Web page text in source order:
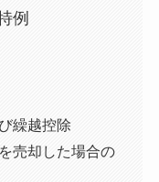
例
繰越控除
売却した場合の